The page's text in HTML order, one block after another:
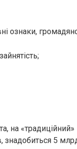
ознаки,
на
знадобиться 5